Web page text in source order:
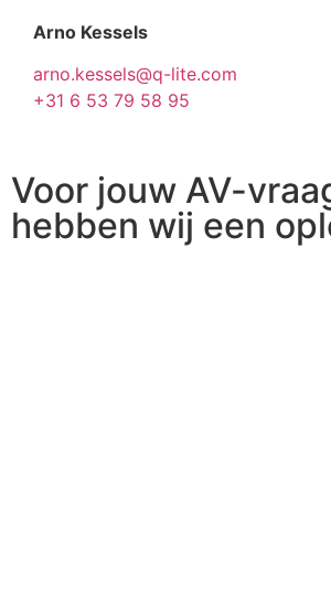
Arno Kessels
arno.kessels@q-lite.com
+31 6 53 79 58 95
Voor jouw AV-
hebben wij een